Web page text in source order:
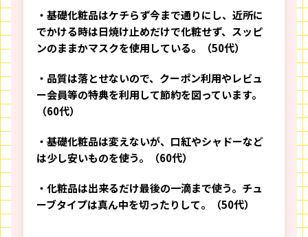
・基礎化粧品はケチらず今まで通りにし、近所に
でかける時は日焼け止めだけで化粧せず、スッピ
ンのままかマスクを使用している。（50代）
・品質は落とせないので、クーポン利用やレビュ
ー会員等の特典を利用して節約を図っています。
（60代）
・基礎化粧品は変えないが、口紅やシャドーなど
は少し安いものを使う。（60代）
・化粧品は出来るだけ最後の一滴まで使う。チュ
ーブタイプは真ん中を切ったりして。（50代）